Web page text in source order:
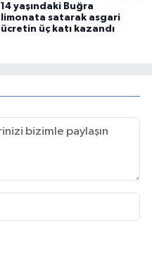
14 yaşındaki Buğra
limonata satarak asgari
ücretin üç katı kazandı